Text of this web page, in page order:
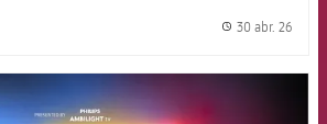
30 abr. 26